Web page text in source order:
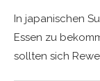
In japanischen
Essen zu
sollten sich